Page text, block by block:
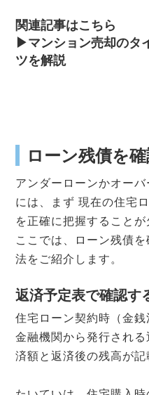
関連記事はこちら
▶︎マンション売却のタ
ツを解説
ローン残債を
アンダーローンかオー
には、まず 現在の住宅
を正確に把握することが
ここでは、ローン残債
法をご紹介します。
返済予定表で確認す
住宅ローン契約時（金
金融機関から発行され
済額と返済後の残高が記